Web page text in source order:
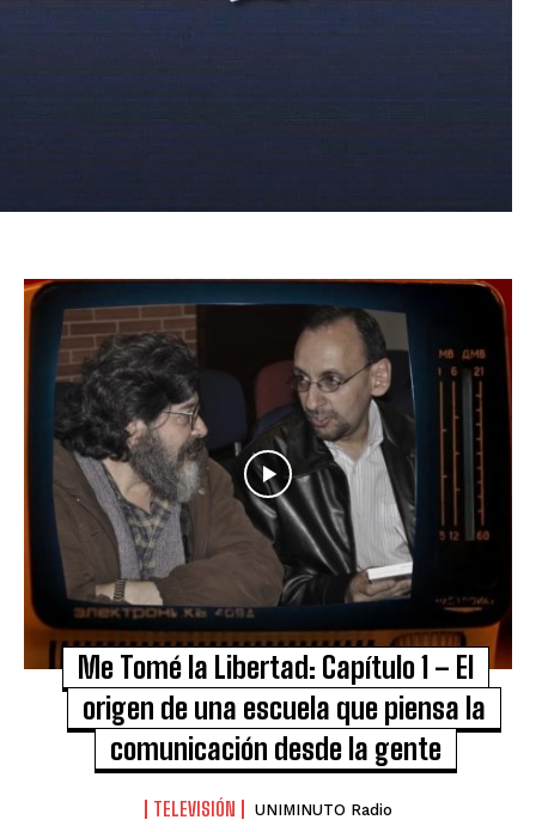
Me Tomé la Libertad: Capítulo 1 – El
origen de una escuela que piensa la
comunicación desde la gente
TELEVISIÓN UNIMINUTO Radio